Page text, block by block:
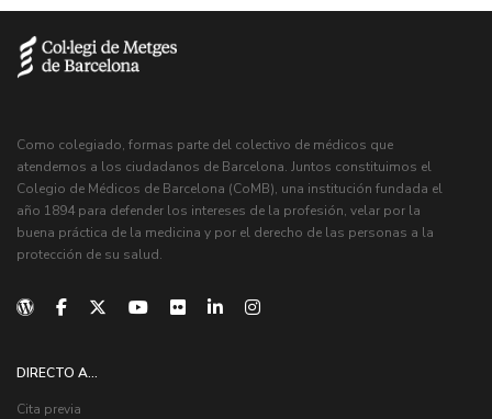
Como colegiado, formas parte del colectivo de médicos que
atendemos a los ciudadanos de Barcelona. Juntos constituimos el
Colegio de Médicos de Barcelona (CoMB), una institución fundada el
año 1894 para defender los intereses de la profesión, velar por la
buena práctica de la medicina y por el derecho de las personas a la
protección de su salud.
DIRECTO A...
Cita previa